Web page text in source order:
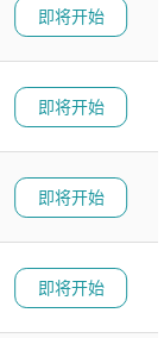
即将开始
即将开始
即将开始
即将开始